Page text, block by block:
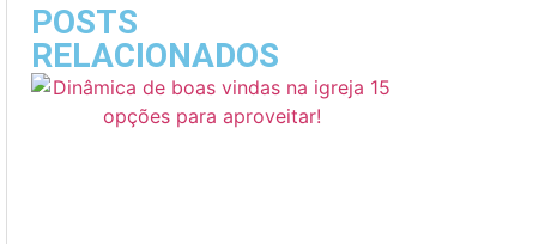
POSTS
RELACIONADOS